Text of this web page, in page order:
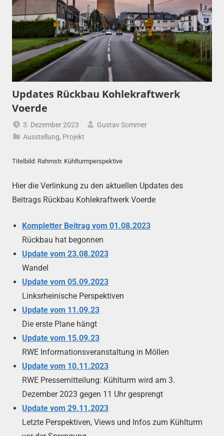
Updates Rückbau Kohlekraftwerk
Voerde
3. Dezember 2023
Gustav Sommer
Ausstellung, Projekt
Titelbild: Rahmstr. Kühlturmperspektive
Hier die Verlinkung zu den aktuellen Updates des
Beitrags Rückbau Kohlekraftwerk Voerde
Kompletter Beitrag vom 01.08.2023
Rückbau hat begonnen
Update vom 23.08.2023
Wandel
Update vom 05.09.2023
Linksrheinische Perspektiven
Update vom 11.09.23
Die erste Plane hängt
Update vom 15.09.23
RWE Informationsveranstaltung in Möllen
Update vom 10.11.2023
RWE Pressemitteilung: Kühlturm wird am 3.
Dezember 2023 gegen 11 Uhr gesprengt
Update vom 29.11.2023
Letzte Perspektiven, Views und Infos zum Kühlturm